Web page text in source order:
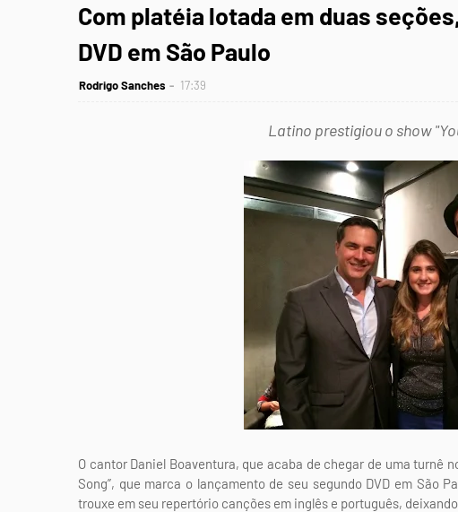
Com platéia lotada em duas
DVD em São Paulo
Rodrigo Sanches 17:39
Latino prestigiou o show
O cantor Daniel Boaventura, que acaba de chegar de uma turnê
Song”, que marca o lançamento de seu segundo DVD em São
trouxe em seu repertório canções em inglês e português,